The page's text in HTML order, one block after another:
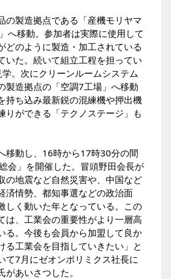
の製造拠点である「産機モリヤマ
へ移動。参加者は実際に使用して
どのように製造・加工されている
いた。続いて組立工程を担ってい
。次にクリーンルームシステム
製造拠点の「空調7工場」へ移動
持ち込み最新鋭の混練機や押出機
りができる「テクノステージ」も
移動し、16時から17時30分の間
会」を開催した。冒頭野田会長が
の地震など自然災害や、中国など
済情勢、都知事選などの政治面
しく動いた年となっている。この
は、工業会の重要性がより一層高
る。今後も会員から加盟して良か
る工業会を目指していきたい」と
て7月にゼオンポリミクス社長に
あいさつした。